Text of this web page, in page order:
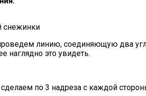
снежинки
линию, соединяющую два
наглядно это увидеть.
по 3 надреза с каждой